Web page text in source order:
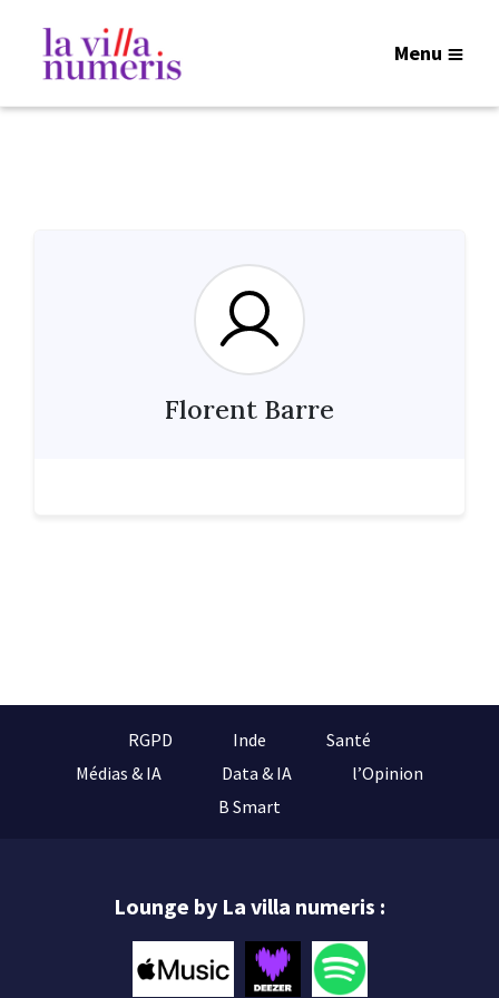
Menu
Florent Barre
RGPD Inde
Santé
Médias & IA
Data & IA
l’Opinion
B Smart
Lounge by La villa numeris :